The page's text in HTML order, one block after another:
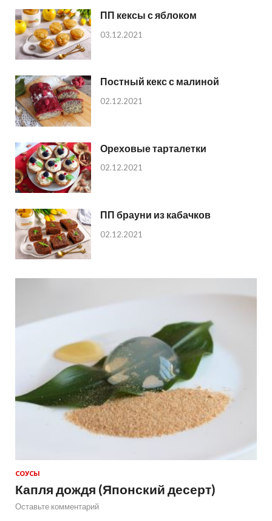
ПП кексы с яблоком
03.12.2021
Постный кекс с малиной
02.12.2021
Ореховые тарталетки
02.12.2021
ПП брауни из кабачков
02.12.2021
СОУСЫ
Капля дождя (Японский десерт)
Оставьте комментарий